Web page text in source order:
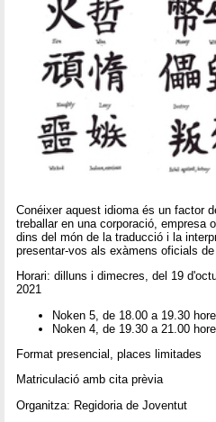
Conéixer aquest idioma és un factor
treballar en una corporació, empresa
dins del món de la traducció i la
presentar-vos als exàmens oficials de
Horari: dilluns i dimecres, del 19
2021
Noken 5, de 18.00 a 19.30
Noken 4, de 19.30 a 21.00
Format presencial, places limitades
Matriculació amb cita prèvia
Organitza: Regidoria de Joventut